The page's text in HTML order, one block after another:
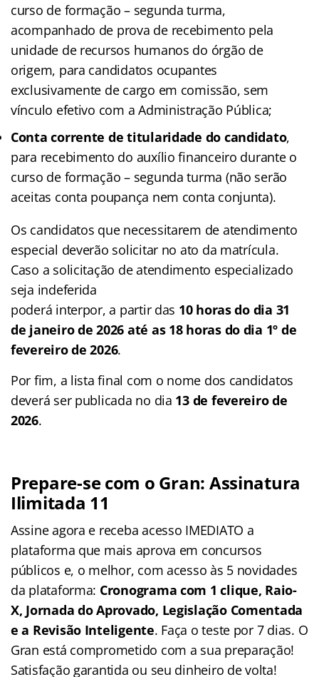
curso de formação – segunda turma,
acompanhado de prova de recebimento pela
unidade de recursos humanos do órgão de
origem, para candidatos ocupantes
exclusivamente de cargo em comissão, sem
vínculo efetivo com a Administração Pública;
Conta corrente de titularidade do candidato,
para recebimento do auxílio financeiro durante o
curso de formação – segunda turma (não serão
aceitas conta poupança nem conta conjunta).
Os candidatos que necessitarem de atendimento
especial deverão solicitar no ato da matrícula.
Caso a solicitação de atendimento especializado
seja indeferida
poderá interpor, a partir das 10 horas do dia 31
de janeiro de 2026 até as 18 horas do dia 1º de
fevereiro de 2026.
Por fim, a lista final com o nome dos candidatos
deverá ser publicada no dia 13 de fevereiro de
2026.
Prepare-se com o Gran: Assinatura
Ilimitada 11
Assine agora e receba acesso IMEDIATO a
plataforma que mais aprova em concursos
públicos e, o melhor, com acesso às 5 novidades
da plataforma: Cronograma com 1 clique, Raio-
X, Jornada do Aprovado, Legislação Comentada
e a Revisão Inteligente. Faça o teste por 7 dias. O
Gran está comprometido com a sua preparação!
Satisfação garantida ou seu dinheiro de volta!